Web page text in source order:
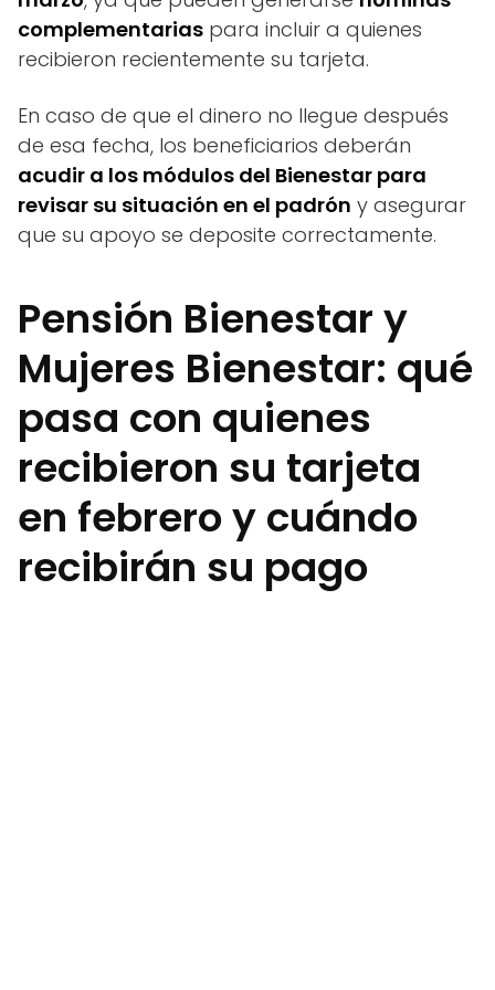
complementarias para incluir a quienes
recibieron recientemente su tarjeta.
En caso de que el dinero no llegue después
de esa fecha, los beneficiarios deberán
acudir a los módulos del Bienestar para
revisar su situación en el padrón y asegurar
que su apoyo se deposite correctamente.
Pensión Bienestar y
Mujeres Bienestar: qué
pasa con quienes
recibieron su tarjeta
en febrero y cuándo
recibirán su pago